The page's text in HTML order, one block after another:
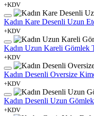
+KDV
Kadın Kare Desenli Uzun
+KDV
Kadın Uzun Kareli Gömlek
+KDV
Kadın Desenli Oversize
+KDV
Kadın Desenli Uzun
+KDV